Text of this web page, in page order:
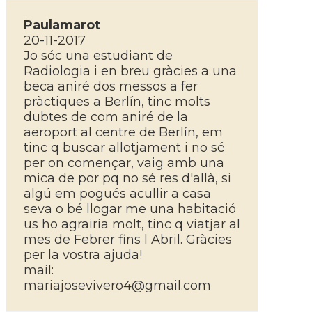
Paulamarot
20-11-2017
Jo sóc una estudiant de
Radiologia i en breu gràcies a una
beca aniré dos messos a fer
pràctiques a Berlí­n, tinc molts
dubtes de com aniré de la
aeroport al centre de Berlí­n, em
tinc q buscar allotjament i no sé
per on començar, vaig amb una
mica de por pq no sé res d'allà, si
algú em pogués acullir a casa
seva o bé llogar me una habitació
us ho agrairia molt, tinc q viatjar al
mes de Febrer fins l Abril. Gràcies
per la vostra ajuda!
mail:
mariajosevivero4@gmail.com